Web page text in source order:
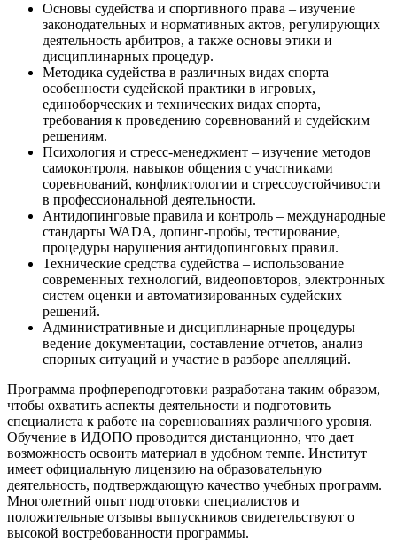
Основы судейства и спортивного права – изучение
законодательных и нормативных актов, регулирующих
деятельность арбитров, а также основы этики и
дисциплинарных процедур.
Методика судейства в различных видах спорта –
особенности судейской практики в игровых,
единоборческих и технических видах спорта,
требования к проведению соревнований и судейским
решениям.
Психология и стресс-менеджмент – изучение методов
самоконтроля, навыков общения с участниками
соревнований, конфликтологии и стрессоустойчивости
в профессиональной деятельности.
Антидопинговые правила и контроль – международные
стандарты WADA, допинг-пробы, тестирование,
процедуры нарушения антидопинговых правил.
Технические средства судейства – использование
современных технологий, видеоповторов, электронных
систем оценки и автоматизированных судейских
решений.
Административные и дисциплинарные процедуры –
ведение документации, составление отчетов, анализ
спорных ситуаций и участие в разборе апелляций.
Программа профпереподготовки разработана таким образом,
чтобы охватить аспекты деятельности и подготовить
специалиста к работе на соревнованиях различного уровня.
Обучение в ИДОПО проводится дистанционно, что дает
возможность освоить материал в удобном темпе. Институт
имеет официальную лицензию на образовательную
деятельность, подтверждающую качество учебных программ.
Многолетний опыт подготовки специалистов и
положительные отзывы выпускников свидетельствуют о
высокой востребованности программы.